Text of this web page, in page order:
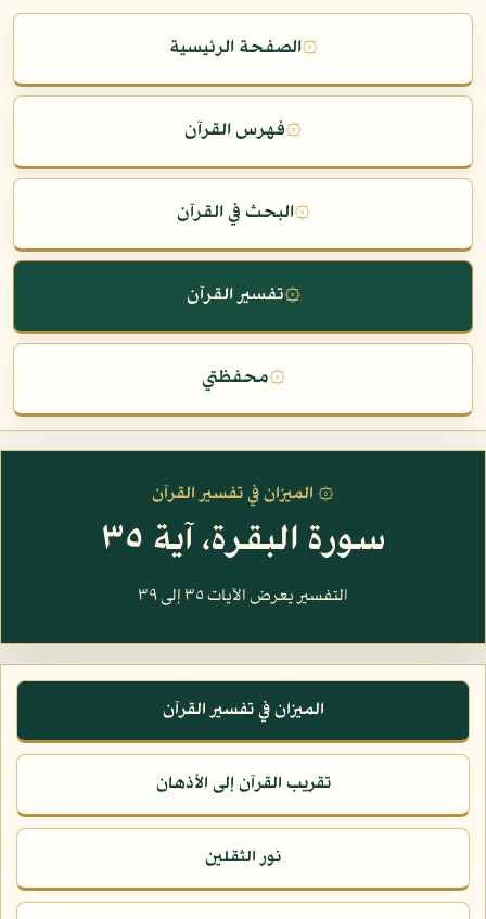
۞الصفحة الرئيسية
۞فهرس القرآن
۞البحث في القرآن
۞تفسير القرآن
۞محفظتي
۞ الميزان في تفسير القرآن
سورة البقرة، آية ٣٥
التفسير يعرض الآيات ٣٥ إلى ٣٩
الميزان في تفسير القرآن
تقريب القرآن إلى الأذهان
نور الثقلين